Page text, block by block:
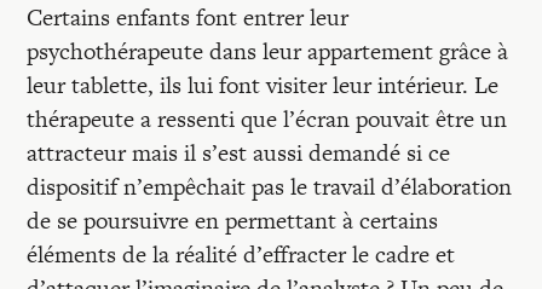
Certains enfants font entrer leur
psychothérapeute dans leur appartement grâce à
leur tablette, ils lui font visiter leur intérieur. Le
thérapeute a ressenti que l’écran pouvait être un
attracteur mais il s’est aussi demandé si ce
dispositif n’empêchait pas le travail d’élaboration
de se poursuivre en permettant à certains
éléments de la réalité d’effracter le cadre et